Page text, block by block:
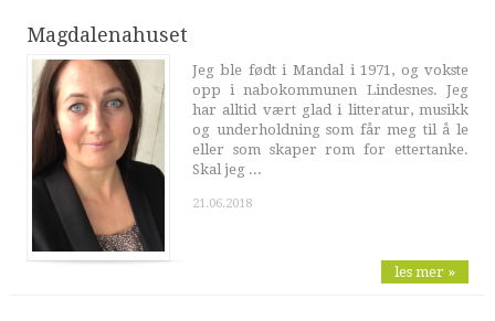
Magdalenahuset
Jeg ble født i Mandal i 1971, og vokste
opp i nabokommunen Lindesnes. Jeg
har alltid vært glad i litteratur, musikk
og underholdning som får meg til å le
eller som skaper rom for ettertanke.
Skal jeg ...
21.06.2018
les mer »